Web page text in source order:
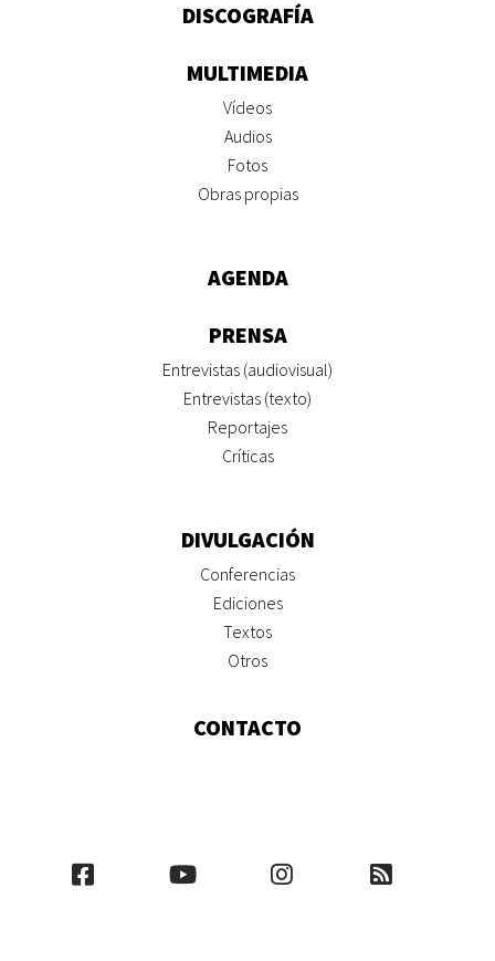
DISCOGRAFÍA
MULTIMEDIA
Vídeos
Audios
Fotos
Obras propias
AGENDA
PRENSA
Entrevistas (audiovisual)
Entrevistas (texto)
Reportajes
Críticas
DIVULGACIÓN
Conferencias
Ediciones
Textos
Otros
CONTACTO